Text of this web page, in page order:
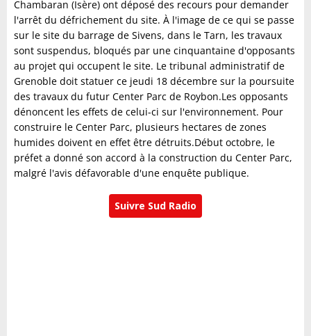
Chambaran (Isère) ont déposé des recours pour demander
l'arrêt du défrichement du site. À l'image de ce qui se passe
sur le site du barrage de Sivens, dans le Tarn, les travaux
sont suspendus, bloqués par une cinquantaine d'opposants
au projet qui occupent le site. Le tribunal administratif de
Grenoble doit statuer ce jeudi 18 décembre sur la poursuite
des travaux du futur Center Parc de Roybon.Les opposants
dénoncent les effets de celui-ci sur l'environnement. Pour
construire le Center Parc, plusieurs hectares de zones
humides doivent en effet être détruits.Début octobre, le
préfet a donné son accord à la construction du Center Parc,
malgré l'avis défavorable d'une enquête publique.
Suivre Sud Radio